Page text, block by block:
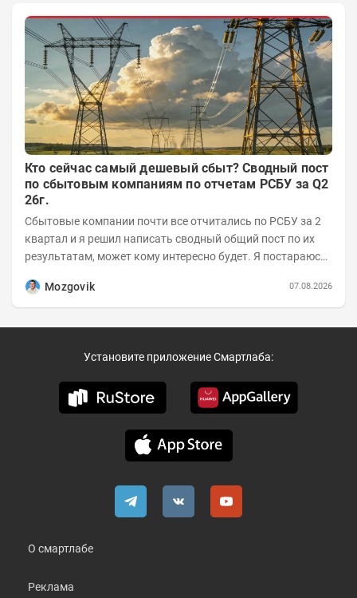
Кто сейчас самый дешевый сбыт? Сводный пост
по сбытовым компаниям по отчетам РСБУ за Q2
26г.
Сбытовые компании почти все отчитались по РСБУ за 2
квартал и я решил написать сводный общий пост по их
результатам, может кому интересно будет. Я постараюсь
Mozgovik
07.08.2026
Установите приложение Смартлаба:
О смартлабе
Реклама